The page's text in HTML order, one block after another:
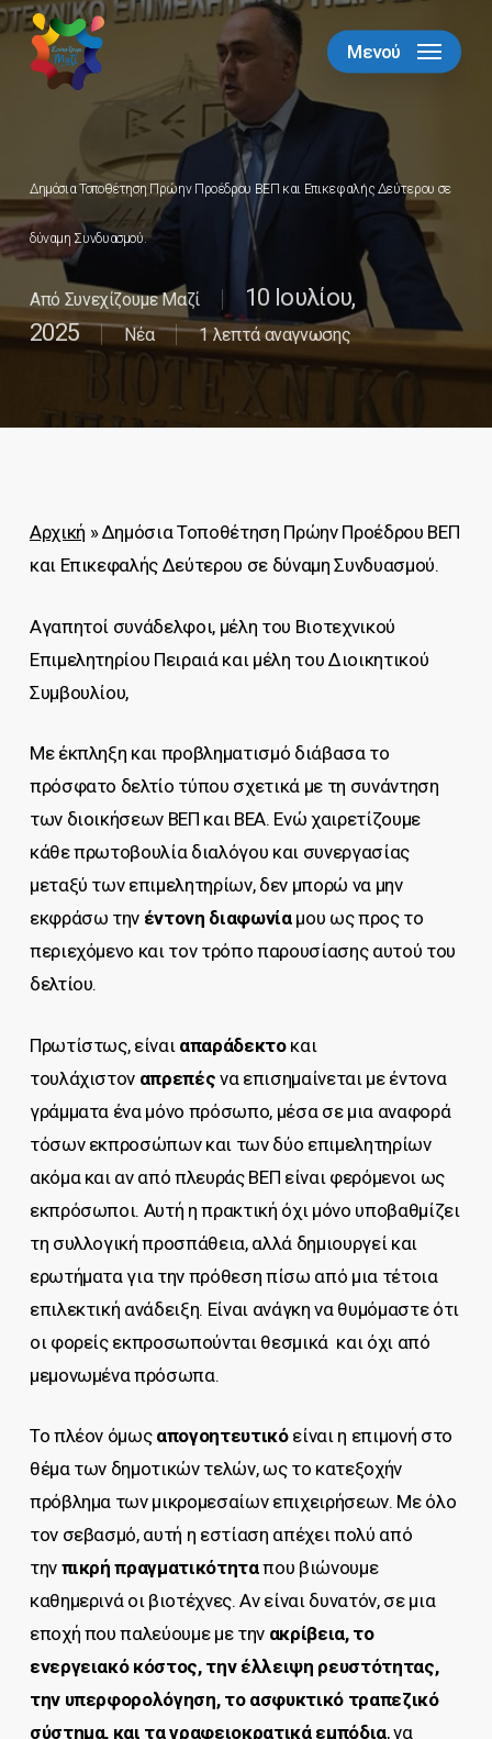
Skip
Μενού
Δημόσια Τοποθέτηση Πρώην Προέδρου ΒΕΠ και Επικεφαλής Δεύτερου σε
δύναμη Συνδυασμού.
Από Συνεχίζουμε Μαζί
10 Ιουλίου,
2025
Νέα 1 λεπτά αναγνωσης
Αρχική »Δημόσια Τοποθέτηση Πρώην Προέδρου ΒΕΠ
και Επικεφαλής Δεύτερου σε δύναμη Συνδυασμού.
Αγαπητοί συνάδελφοι, μέλη του Βιοτεχνικού
Επιμελητηρίου Πειραιά και μέλη του Διοικητικού
Συμβουλίου,
Με έκπληξη και προβληματισμό διάβασα το
πρόσφατο δελτίο τύπου σχετικά με τη συνάντηση
των διοικήσεων ΒΕΠ και ΒΕΑ. Ενώ χαιρετίζουμε
κάθε πρωτοβουλία διαλόγου και συνεργασίας
μεταξύ των επιμελητηρίων, δεν μπορώ να μην
εκφράσω την έντονη διαφωνίαμου ως προς το
περιεχόμενο και τον τρόπο παρουσίασης αυτού του
δελτίου.
Πρωτίστως, είναι απαράδεκτοκαι
τουλάχιστον απρεπέςνα επισημαίνεται με έντονα
γράμματα ένα μόνο πρόσωπο, μέσα σε μια αναφορά
τόσων εκπροσώπων και των δύο επιμελητηρίων
ακόμα και αν από πλευράς ΒΕΠ είναι φερόμενοι ως
εκπρόσωποι. Αυτή η πρακτική όχι μόνο υποβαθμίζει
τη συλλογική προσπάθεια, αλλά δημιουργεί και
ερωτήματα για την πρόθεση πίσω από μια τέτοια
επιλεκτική ανάδειξη. Είναι ανάγκη να θυμόμαστε ότι
οι φορείς εκπροσωπούνται θεσμικά και όχι από
μεμονωμένα πρόσωπα.
Το πλέον όμως απογοητευτικόείναι η επιμονή στο
θέμα των δημοτικών τελών, ως το κατεξοχήν
πρόβλημα των μικρομεσαίων επιχειρήσεων. Με όλο
τον σεβασμό, αυτή η εστίαση απέχει πολύ από
την πικρή πραγματικότηταπου βιώνουμε
καθημερινά οι βιοτέχνες. Αν είναι δυνατόν, σε μια
εποχή που παλεύουμε με την ακρίβεια, το
ενεργειακό κόστος, την έλλειψη ρευστότητας,
την υπερφορολόγηση, το ασφυκτικό τραπεζικό
σύστημα, και τα γραφειοκρατικά εμπόδια, να
Close